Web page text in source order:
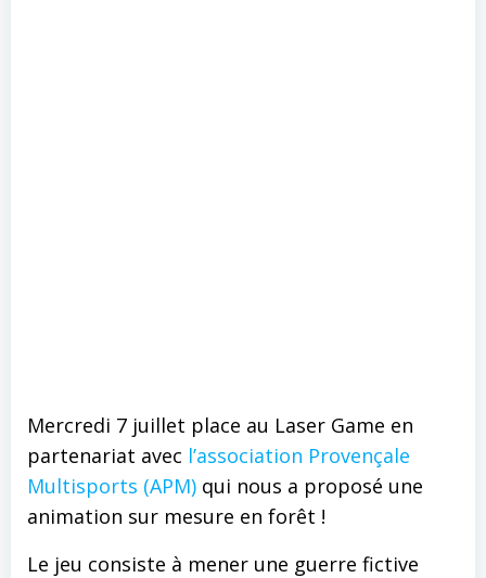
Mercredi 7 juillet place au Laser Game en
partenariat avec l’association Provençale
Multisports (APM) qui nous a proposé une
animation sur mesure en forêt !
Le jeu consiste à mener une guerre fictive